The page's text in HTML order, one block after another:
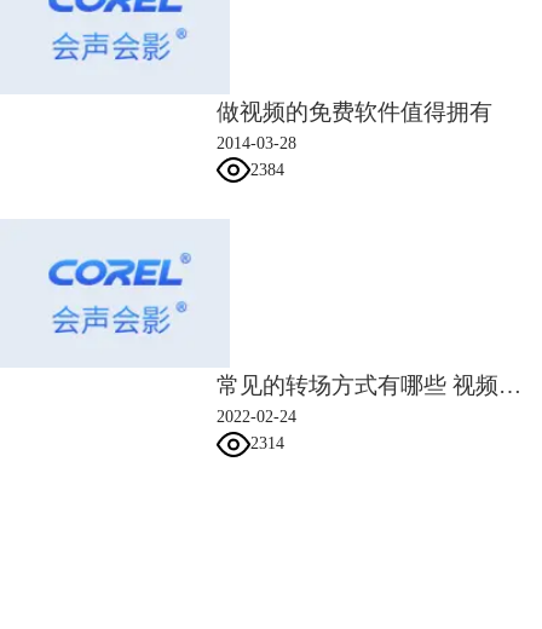
4、停止录制后，我们会发现画外音素材已经导出至“声音”轨道了。如此
画外音便制作完成了。
四、总结
由上，我们得知了画外音的类型及含义，画外音作用。本次的教程到此结
束，如若有其他关于会声会影软件的使用问题，欢迎进入会声会影中文官
网查找更多软件使用教程。
做视频的免费软件值得拥有
2014-03-28
2384
常见的转场方式有哪些 视频剪辑转场怎么自然流畅
2022-02-24
2314